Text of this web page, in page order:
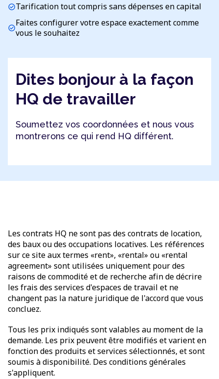
check_circleTarification tout compris sans dépenses en capital
check_circleFaites configurer votre espace exactement comme
vous le souhaitez
Dites bonjour à la façon
HQ de travailler
Soumettez vos coordonnées et nous vous
montrerons ce qui rend HQ différent.
Les contrats HQ ne sont pas des contrats de location,
des baux ou des occupations locatives. Les références
sur ce site aux termes «rent», «rental» ou «rental
agreement» sont utilisées uniquement pour des
raisons de commodité et de recherche afin de décrire
les frais des services d'espaces de travail et ne
changent pas la nature juridique de l'accord que vous
concluez.
Tous les prix indiqués sont valables au moment de la
demande. Les prix peuvent être modifiés et varient en
fonction des produits et services sélectionnés, et sont
soumis à disponibilité. Des conditions générales
s'appliquent.